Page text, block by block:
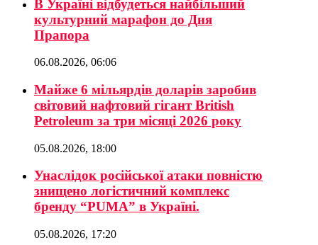
В Україні відбудеться найбільший
культурний марафон до Дня
Прапора
06.08.2026, 06:06
Майже 6 мільярдів доларів заробив
світовий нафтовий гігант British
Petroleum за три місяці 2026 року
05.08.2026, 18:00
Унаслідок російської атаки повністю
знищено логістичний комплекс
бренду “PUMA” в Україні.
05.08.2026, 17:20